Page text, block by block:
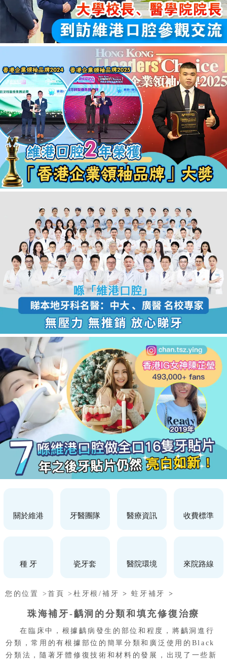
關於維港 牙醫團隊 醫療資訊 收費標準
種 牙 瓷牙套 醫院環境 來院路線
您的位置 >首頁 >杜牙根/補牙 >蛀牙補牙 >
珠海補牙-齲洞的分類和填充修復治療
在臨床中，根據齲病發生的部位和程度，將齲洞進行
分類，常用的有根據部位的簡單分類和廣泛使用的Black
分類法，隨著牙體修復技術和材料的發展，出現了一些新